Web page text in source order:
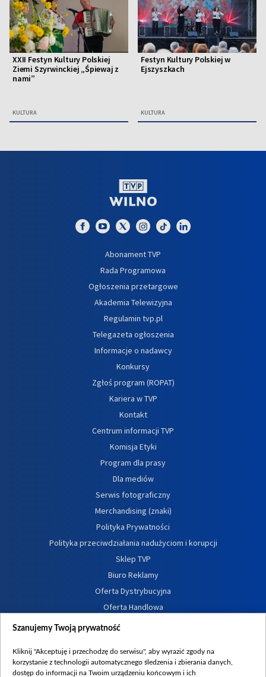
XXII Festyn Kultury Polskiej
Ziemi Szyrwinckiej „Śpiewaj z
nami”
KULTURA
Festyn Kultury Polskiej w
Ejszyszkach
KULTURA
Abonament TVP
Rada Programowa
Ogłoszenia przetargowe
Akademia Telewizyjna
Regulamin tvp.pl
Telegazeta ogłoszenia
Informacje o nadawcy
Konkursy
Zgłoś program (ROPAT)
Kariera w TVP
Kontakt
Centrum informacji TVP
Komisja Etyki
Program dla prasy
Dla mediów
Serwis fotograficzny
Merchandising (znaki)
Polityka Prywatności
Polityka przeciwdziałania nadużyciom i korupcji
Sklep TVP
Biuro Reklamy
Oferta Dystrybucyjna
Oferta Handlowa
Dostępność
Procedura zgłoszeń wewnętrznych
Szanujemy Twoją prywatność
Kliknij "Akceptuję i przechodzę do serwisu", aby wyrazić zgody na
korzystanie z technologii automatycznego śledzenia i zbierania danych,
dostęp do informacji na Twoim urządzeniu końcowym i ich